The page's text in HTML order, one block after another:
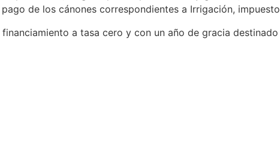
de los cánones correspondientes a Irrigación,
a tasa cero y con un año de gracia